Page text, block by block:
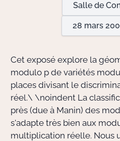
Salle de
28 mars
Cet exposé explore la
modulo p de variétés
places divisant le
réel.\ \noindent La
près (due à Manin) des
s'adapte très bien aux
multiplication réelle. Nous